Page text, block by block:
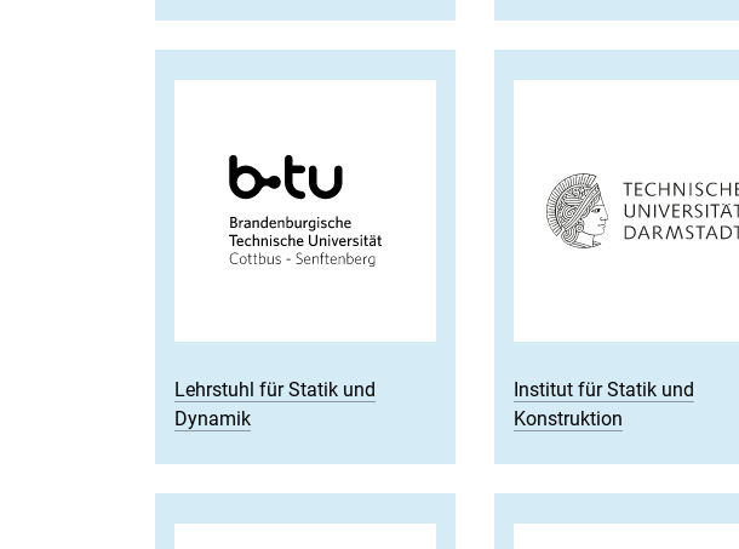
Lehrstuhl für Statik und
Dynamik
Institut für Statik und
Konstruktion